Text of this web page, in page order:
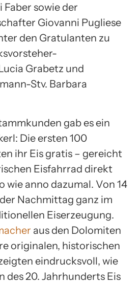
sowie der
Giovanni Pugliese
den Gratulanten zu
Grabetz und
Stv. Barbara
gab es ein
Die ersten 100
ihr Eis gratis – gereicht
Eisfahrrad direkt
wie anno dazumal. Von 14
Nachmittag ganz im
Eiserzeugung.
aus den Dolomiten
originalen, historischen
eindrucksvoll, wie
des 20. Jahrhunderts Eis